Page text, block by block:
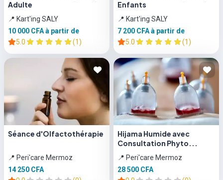
Adulte
📍 Kart'ing SALY
10 000 CFAà partir de
5.0
(1)
Enfants
📍 Kart'ing SALY
7 200 CFAà partir de
5.0
(1)
Séance d'Olfactothérapie
📍 Peri'care Mermoz
14 250 CFA
Hijama Humide avec
Consultation Phyto...
📍 Peri'care Mermoz
28 500 CFA